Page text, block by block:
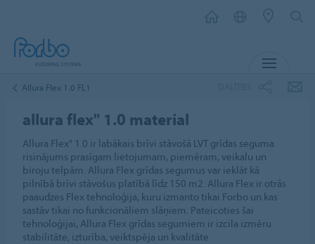
Allura Flex 1.0 FL1
allura flex" 1.0 material
Allura Flex" 1.0 ir labākais brīvi stāvošā LVT grīdas seguma
risinājums prasīgam lietojumam, piemēram, veikalu un
biroju telpām. Allura Flex grīdas segumus var ieklāt kā
pilnībā brīvi stāvošus platībā līdz 150 m2. Allura Flex ir otrās
paaudzes Flex tehnoloģija, kuru izmanto tikai Forbo un kas
sastāv tikai no funkcionāliem slāņiem. Pateicoties šai
tehnoloģijai, Allura Flex grīdas segumiem ir izcila izmēru
stabilitāte, izturība, veiktspēja un kvalitāte.